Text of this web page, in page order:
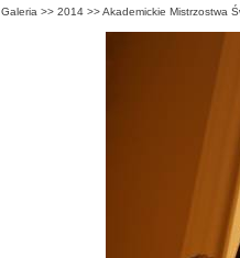
Galeria >> 2014 >>Akademickie Mistrzostwa